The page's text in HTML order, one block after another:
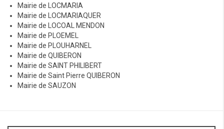
Mairie de LOCMARIA
Mairie de LOCMARIAQUER
Mairie de LOCOAL MENDON
Mairie de PLOEMEL
Mairie de PLOUHARNEL
Mairie de QUIBERON
Mairie de SAINT PHILIBERT
Mairie de Saint Pierre QUIBERON
Mairie de SAUZON